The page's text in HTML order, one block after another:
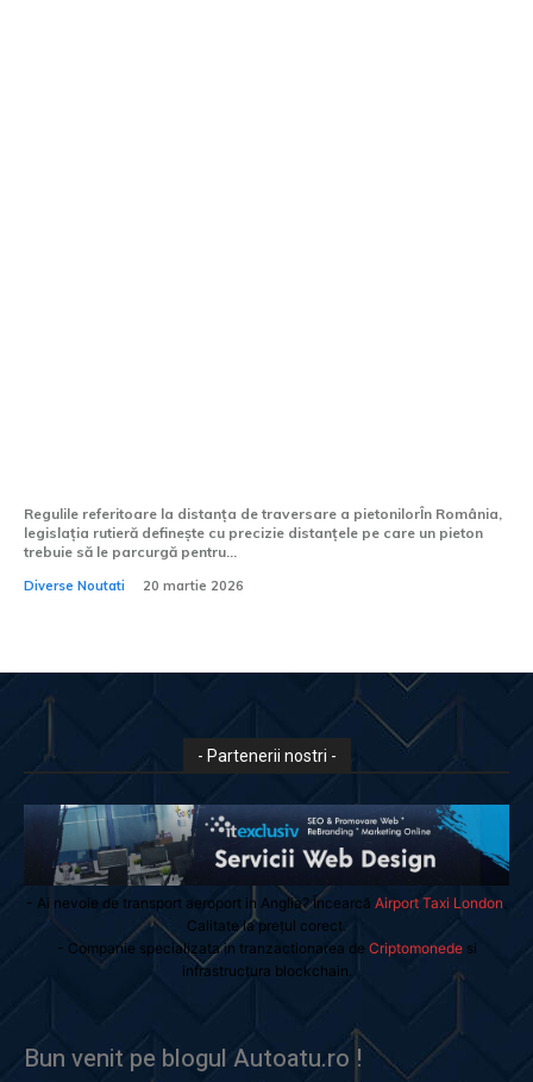
Regulile referitoare la distanța de traversare a pietonilorÎn România,
legislația rutieră definește cu precizie distanțele pe care un pieton
trebuie să le parcurgă pentru...
Diverse Noutati 20 martie 2026
- Partenerii nostri -
- Ai nevoie de transport aeroport in Anglia? Încearcă Airport Taxi London
Calitate la prețul corect.
- Companie specializata in tranzactionarea de Criptomonedesi
infrastructura blockchain.
Bun venit pe blogul Autoatu.ro !